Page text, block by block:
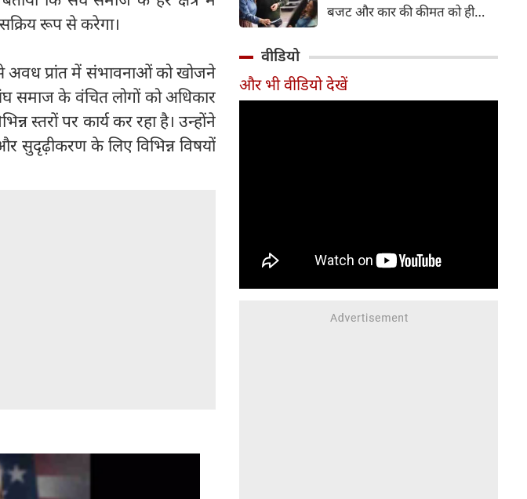
रूप से करेगा।
से अवध प्रांत में संभावनाओं को खोजने
समाज के वंचित लोगों को अधिकार
स्तरों पर कार्य कर रहा है। उन्होंने
सुदृढ़ीकरण के लिए विभिन्न विषयों
बजट और कार की कीमत को ही
खरीदते समय किन बातों पर ध्यान
देना चाहिए।
वीडियो
और भी वीडियो देखें